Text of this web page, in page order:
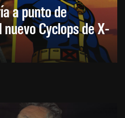
a punto de
Cyclops de X-